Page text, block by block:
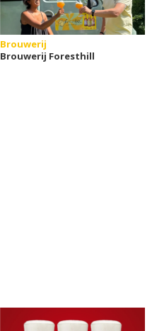
Brouwerij
Brouwerij Foresthill